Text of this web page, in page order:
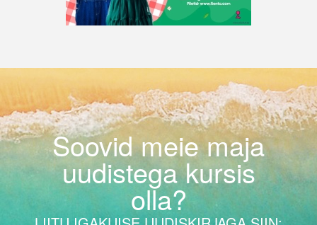
Soovid meie maja
uudistega kursis
olla?